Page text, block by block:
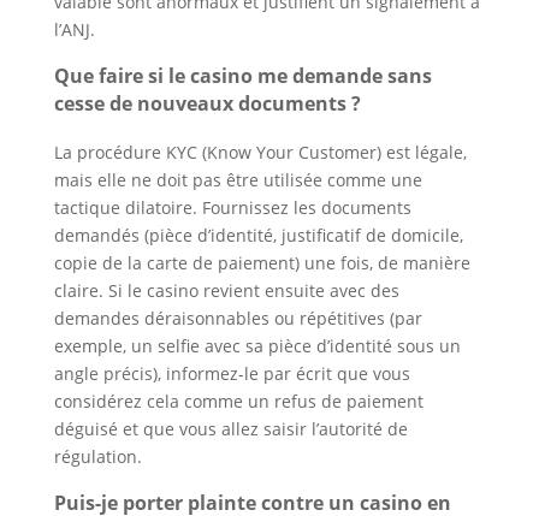
l’ANJ.
Que faire si le casino me demande sans
cesse de nouveaux documents ?
La procédure KYC (Know Your Customer) est légale,
mais elle ne doit pas être utilisée comme une
tactique dilatoire. Fournissez les documents
demandés (pièce d’identité, justificatif de domicile,
copie de la carte de paiement) une fois, de manière
claire. Si le casino revient ensuite avec des
demandes déraisonnables ou répétitives (par
exemple, un selfie avec sa pièce d’identité sous un
angle précis), informez-le par écrit que vous
considérez cela comme un refus de paiement
déguisé et que vous allez saisir l’autorité de
régulation.
Puis-je porter plainte contre un casino en